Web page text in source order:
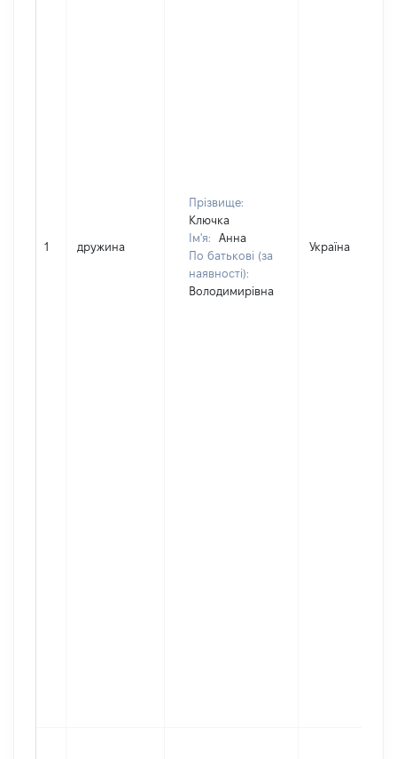
1 дружина
Прізвище:
Ключка
Ім'я:
Анна
По батькові (за
наявності):
Володимирівна
Україна